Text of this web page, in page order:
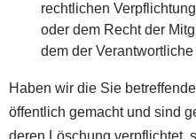
rechtlichen
oder dem Recht der
dem der
Haben wir die Sie
öffentlich gemacht und sind
deren Löschung verpflichtet,